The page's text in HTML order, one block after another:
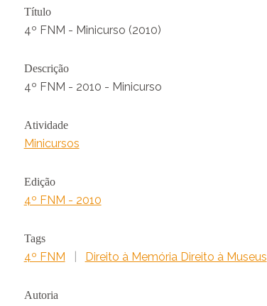
Título
4º FNM - Minicurso (2010)
Descrição
4º FNM - 2010 - Minicurso
Atividade
Minicursos
Edição
4º FNM - 2010
Tags
4º FNM Direito à Memória Direito à Museus
Autoria